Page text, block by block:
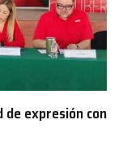
expresión con